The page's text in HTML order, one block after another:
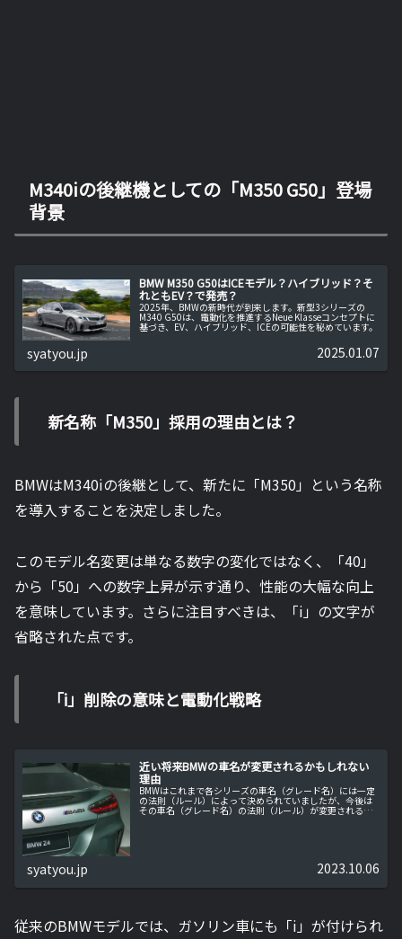
M340iの後継機としての「M350 G50」登場
背景
BMW M350 G50はICEモデル？ハイブリッド？そ
れともEV？で発売？
2025年、BMWの新時代が到来します。新型3シリーズの
M340 G50は、電動化を推進するNeue Klasseコンセプトに
基づき、EV、ハイブリッド、ICEの可能性を秘めています。
syatyou.jp 2025.01.07
新名称「M350」採用の理由とは？
BMWはM340iの後継として、新たに「M350」という名称
を導入することを決定しました。
このモデル名変更は単なる数字の変化ではなく、「40」
から「50」への数字上昇が示す通り、性能の大幅な向上
を意味しています。さらに注目すべきは、「i」の文字が
省略された点です。
「i」削除の意味と電動化戦略
近い将来BMWの車名が変更されるかもしれない
理由
BMWはこれまで各シリーズの車名（グレード名）には一定
の法則（ルール）によって決められていましたが、今後は
その車名（グレード名）の法則（ルール）が変更される可
syatyou.jp 2023.10.06
従来のBMWモデルでは、ガソリン車にも「i」が付けられ